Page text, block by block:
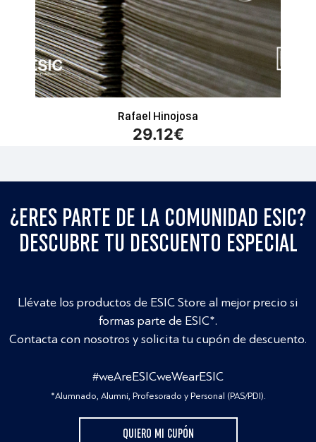
Rafael Hinojosa
29.12€
¿ERES PARTE DE LA COMUNIDAD ESIC?
DESCUBRE TU DESCUENTO ESPECIAL
Llévate los productos de ESIC Store al mejor precio si
formas parte de ESIC*.
Contacta con nosotros y solicita tu cupón de descuento.
#weAreESICweWearESIC
*Alumnado, Alumni, Profesorado y Personal (PAS/PDI).
QUIERO MI CUPÓN